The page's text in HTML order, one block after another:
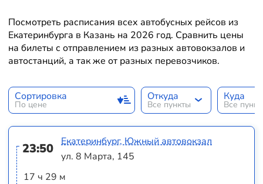
Посмотреть расписания всех автобусных рейсов из
Екатеринбурга в Казань на 2026 год. Сравнить цены
на билеты с отправлением из разных автовокзалов и
автостанций, а так же от разных перевозчиков.
Сортировка
По цене
Откуда
Все пункты
Куда
Все
23:50
17 ч 29 м
Екатеринбург, Южный автовокзал
ул. 8 Марта, 145